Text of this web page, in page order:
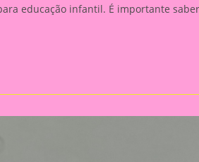
educação infantil. É importante saber